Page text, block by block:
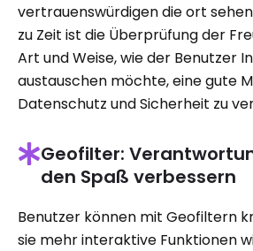
vertrauenswürdigen die ort
zu Zeit ist die Überprüfung der
Art und Weise, wie der Benutzer
austauschen möchte, eine gute
Datenschutz und Sicherheit zu
Geofilter:
den Spaß verbessern
Benutzer können mit Geofiltern
sie mehr interaktive Funktionen